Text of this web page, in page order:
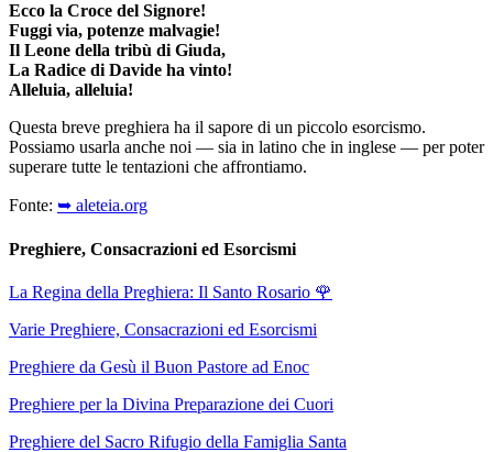
Ecco la Croce del Signore!
Fuggi via, potenze malvagie!
Il Leone della tribù di Giuda,
La Radice di Davide ha vinto!
Alleluia, alleluia!
Questa breve preghiera ha il sapore di un piccolo esorcismo.
Possiamo usarla anche noi — sia in latino che in inglese — per poter
superare tutte le tentazioni che affrontiamo.
Fonte: ➥ aleteia.org
Preghiere, Consacrazioni ed Esorcismi
La Regina della Preghiera: Il Santo Rosario 🌹
Varie Preghiere, Consacrazioni ed Esorcismi
Preghiere da Gesù il Buon Pastore ad Enoc
Preghiere per la Divina Preparazione dei Cuori
Preghiere del Sacro Rifugio della Famiglia Santa